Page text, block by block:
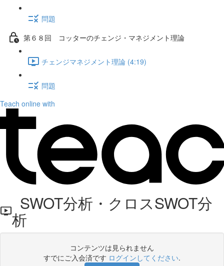
問題
第６８回 コッターのチェンジ・マネジメント理論
チェンジマネジメント理論 (4:19)
問題
Teach online with
SWOT分析・クロスSWOT分
析
コンテンツは見られません
すでにご入会済です ログインしてください.